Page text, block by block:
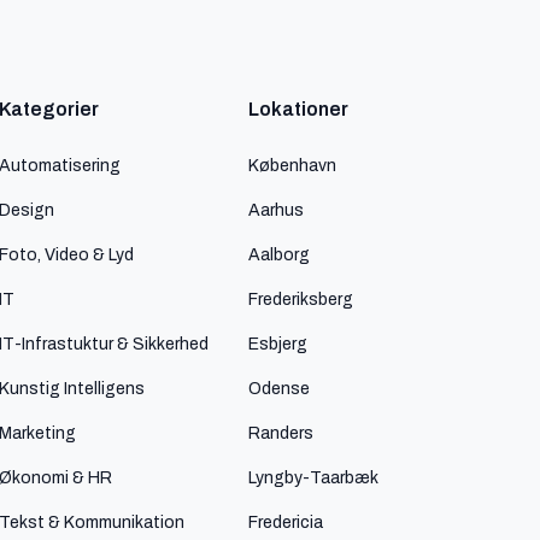
Kategorier
Automatisering
Design
Foto, Video & Lyd
IT
IT-Infrastuktur & Sikkerhed
Kunstig Intelligens
Marketing
Økonomi & HR
Tekst & Kommunikation
Lokationer
København
Aarhus
Aalborg
Frederiksberg
Esbjerg
Odense
Randers
Lyngby-Taarbæk
Fredericia